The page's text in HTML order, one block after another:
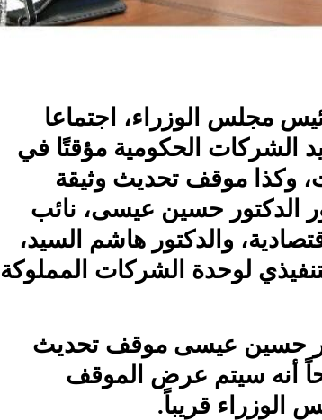
مجلس الوزراء، اجتماعا
الشركات الحكومية مؤقتًا في
وكذا موقف تحديث وثيقة
الدكتور حسين عيسى، نائب
والدكتور هاشم السيد،
لوحدة الشركات المملوكة
حسين عيسى موقف تحديث
أنه سيتم عرض الموقف
الوزراء قريباً.